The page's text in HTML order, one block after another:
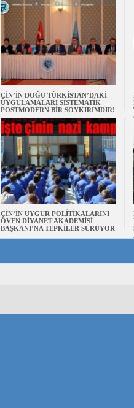
ÇİN’İN DOĞU TÜRKİSTAN’DAKİ
UYGULAMALARI SİSTEMATİK
POSTMODERN BİR SOYKIRIMDIR!
ÇİN’İN UYGUR POLİTİKALARINI
ÖVEN DİYANET AKADEMİSİ
BAŞKANI’NA TEPKİLER SÜRÜYOR